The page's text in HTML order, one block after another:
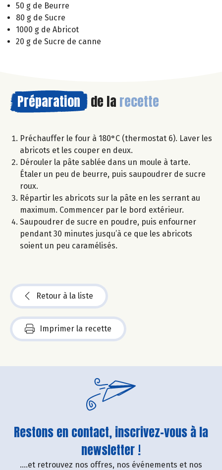
50 g de Beurre
80 g de Sucre
1000 g de Abricot
20 g de Sucre de canne
Préparation de la recette
Préchauffer le four à 180°C (thermostat 6). Laver les
abricots et les couper en deux.
Dérouler la pâte sablée dans un moule à tarte.
Étaler un peu de beurre, puis saupoudrer de sucre
roux.
Répartir les abricots sur la pâte en les serrant au
maximum. Commencer par le bord extérieur.
Saupoudrer de sucre en poudre, puis enfourner
pendant 30 minutes jusqu’à ce que les abricots
soient un peu caramélisés.
Retour à la liste
Imprimer la recette
Restons en contact, inscrivez-vous à la
newsletter !
....et retrouvez nos offres, nos événements et nos